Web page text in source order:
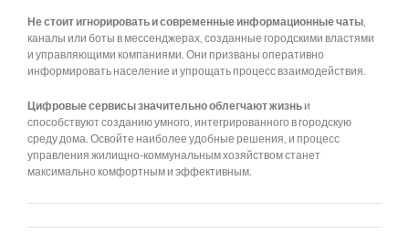
Не стоит игнорировать и современные информационные чаты,
каналы или боты в мессенджерах, созданные городскими властями
и управляющими компаниями. Они призваны оперативно
информировать население и упрощать процесс взаимодействия.
Цифровые сервисы значительно облегчают жизнь и
способствуют созданию умного, интегрированного в городскую
среду дома. Освойте наиболее удобные решения, и процесс
управления жилищно-коммунальным хозяйством станет
максимально комфортным и эффективным.